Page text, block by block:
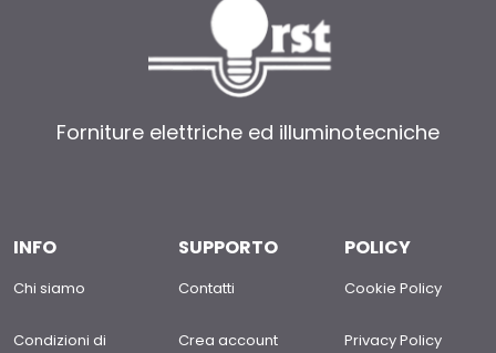
Forniture elettriche ed illuminotecniche
INFO
Chi siamo
Condizioni di
SUPPORTO
Contatti
Crea account
POLICY
Cookie Policy
Privacy Policy